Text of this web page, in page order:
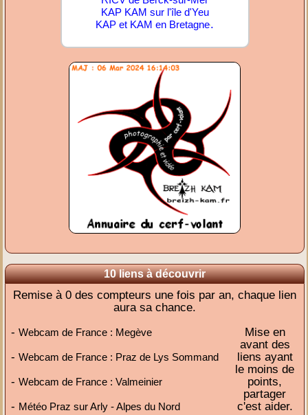
KAP KAM sur l'île d'Yeu
KAP et KAM en Bretagne.
10 liens à découvrir
Remise à 0 des compteurs une fois par an, chaque lien
aura sa chance.
-Webcam de France : Megève
-Webcam de France : Praz de Lys Sommand
-Webcam de France : Valmeinier
- Météo Praz sur Arly - Alpes du Nord
Mise en
avant des
liens ayant
le moins de
points,
partager
c'est aider.